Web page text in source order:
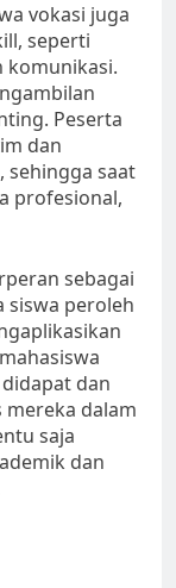
vokasi juga
seperti
komunikasi.
Peserta
dan
sehingga saat
profesional,
sebagai
siswa peroleh
dan
dalam
saja
dan